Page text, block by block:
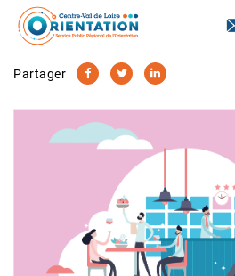
Aller
contenu
principal
Partager